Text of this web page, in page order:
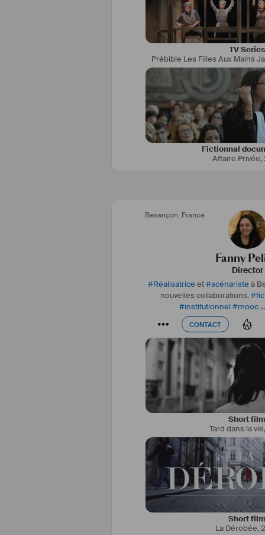
TV Series
Prébible Les Filles Aux Mains
Fictionnal
Affaire Privée,
Besançon, France
Fanny
Director
#Réalisatrice et#scénariste à
nouvelles collaborations.#
#institutionnel #mooc...
Réalisatrice et scénariste de
de fiction.
Je suis également réalisatrice, #
de #clips, films de #
vidéos pédagogiques
indépendants,
Ministèredel
CONTACT
CONTACT
Short film
Tard dans la vie,
Short film
La Dérobée,